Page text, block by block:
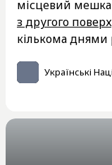
місцевий
з другого
кількома днями
Українські